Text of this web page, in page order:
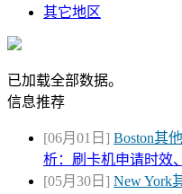
其它地区
已加载全部数据。
信息推荐
[06月01日] Boston其
析：刷卡机申请时效
[05月30日] New York